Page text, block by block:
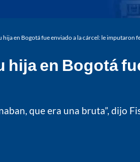
hija en Bogotá fue enviado a la cárcel: le imputaron
hija en Bogotá
que era una bruta”, dijo